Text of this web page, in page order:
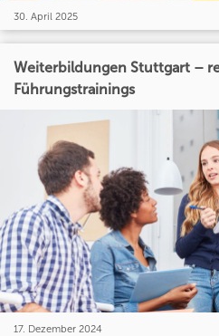
30. April 2025
Weiterbildungen Stuttgart –
Führungstrainings
17. Dezember 2024